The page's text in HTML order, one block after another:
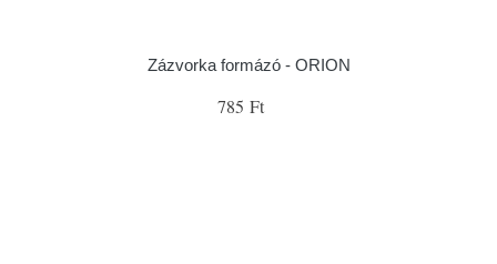
Zázvorka formázó - ORION
785 Ft